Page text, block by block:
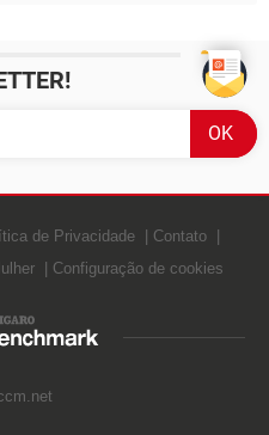
de Privacidade
Contato
Configuração de cookies